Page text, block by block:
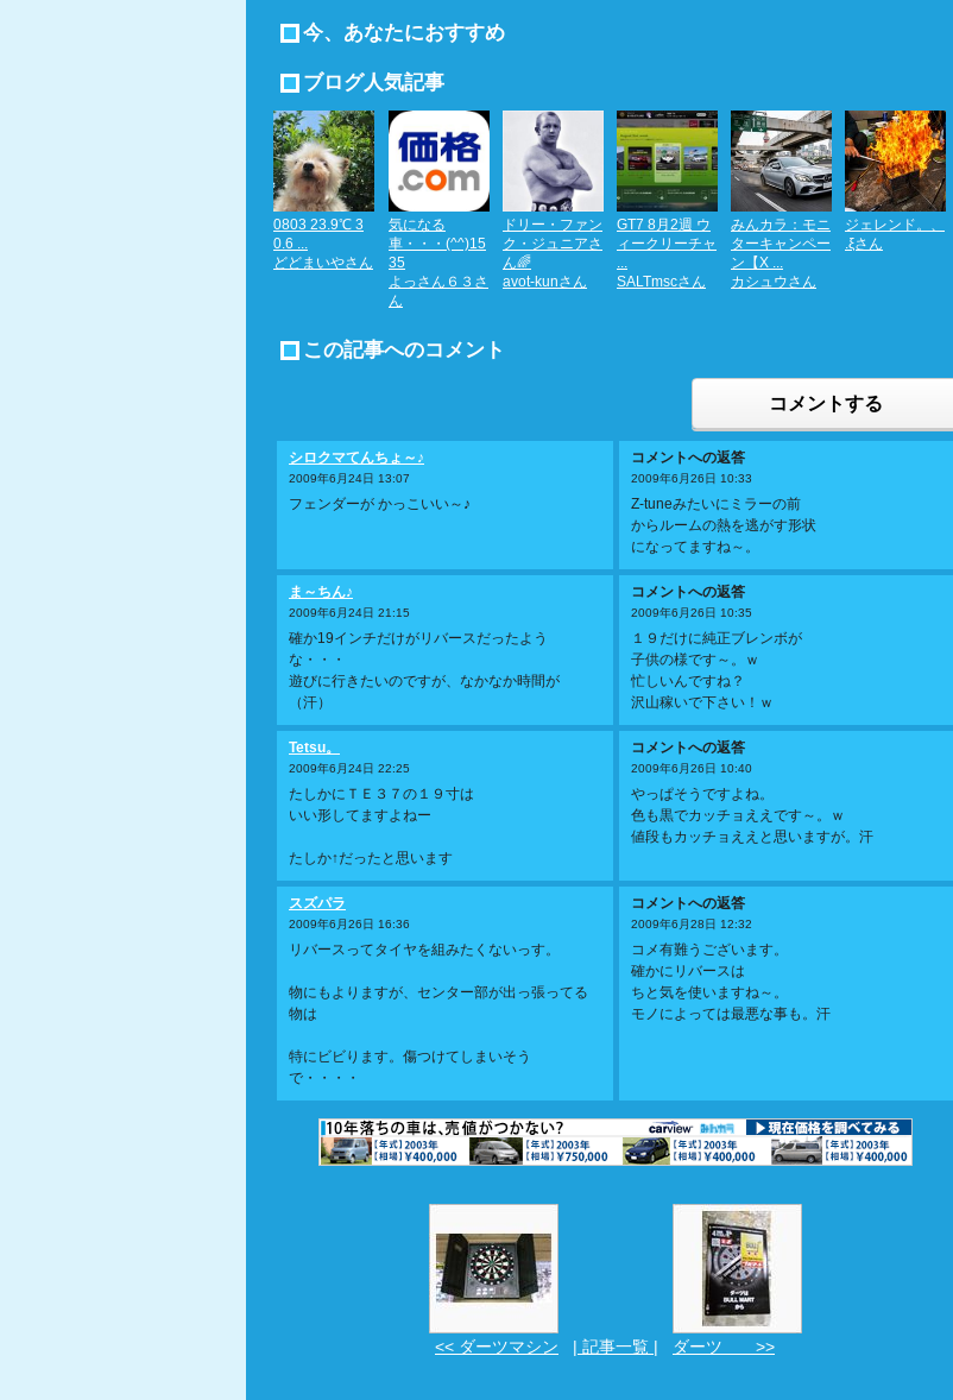
今、あなたにおすすめ
ブログ人気記事
0803 23.9℃ 3
0.6 ...
どどまいやさん
気になる
車・・・(^^)15
35
よっさん６３さ
ん
ドリー・ファン
ク・ジュニアさ
ん🌈
avot-kunさん
GT7 8月2週 ウ
ィークリーチャ
SALTmscさん
みんカラ：モニ
ターキャンペー
ン【X ...
カシュウさん
ジェレンド。、
.ξさん
この記事へのコメント
コメントする
シロクマてんちょ～♪
2009年6月24日 13:07
フェンダーが かっこいい～♪
コメントへの返答
2009年6月26日 10:33
Z-tuneみたいにミラーの前
からルームの熱を逃がす形状
になってますね～。
ま～ちん♪
2009年6月24日 21:15
確か19インチだけがリバースだったよう
な・・・
遊びに行きたいのですが、なかなか時間が
（汗）
コメントへの返答
2009年6月26日 10:35
１９だけに純正ブレンボが
子供の様です～。ｗ
忙しいんですね？
沢山稼いで下さい！ｗ
Tetsu。
2009年6月24日 22:25
たしかにＴＥ３７の１９寸は
いい形してますよねー
たしか↑だったと思います
コメントへの返答
2009年6月26日 10:40
やっぱそうですよね。
色も黒でカッチョええです～。ｗ
値段もカッチョええと思いますが。汗
スズパラ
2009年6月26日 16:36
リバースってタイヤを組みたくないっす。
物にもよりますが、センター部が出っ張ってる
物は
特にビビります。傷つけてしまいそう
で・・・・
コメントへの返答
2009年6月28日 12:32
コメ有難うございます。
確かにリバースは
ちと気を使いますね～。
モノによっては最悪な事も。汗
<< ダーツマシン | 記事一覧 | ダーツ >>